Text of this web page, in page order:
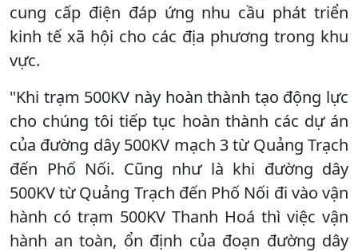
cung cấp điện đáp ứng nhu cầu phát triển
kinh tế xã hội cho các địa phương trong khu
vực.
"Khi trạm 500KV này hoàn thành tạo động lực
cho chúng tôi tiếp tục hoàn thành các dự án
của đường dây 500KV mạch 3 từ Quảng Trạch
đến Phố Nối. Cũng như là khi đường dây
500KV từ Quảng Trạch đến Phố Nối đi vào vận
hành có trạm 500KV Thanh Hoá thì việc vận
hành an toàn, ổn định của đoạn đường dây